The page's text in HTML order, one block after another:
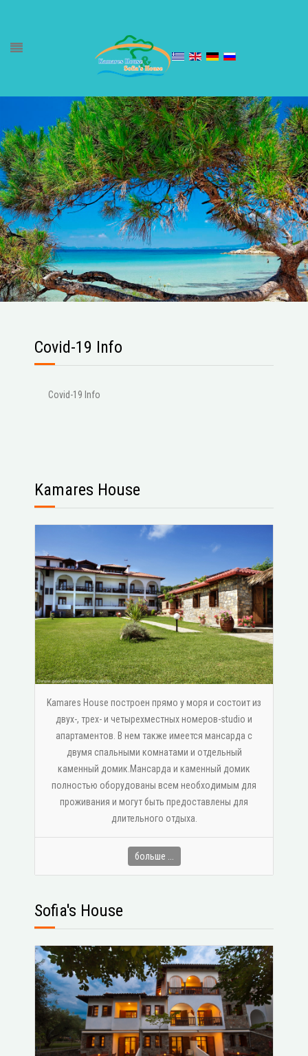
Covid-19 Info
Covid-19 Info
Kamares House
Kamares House построен прямо у моря и состоит из
двух-, трех- и четырехместных номеров-studio и
апартаментов. В нем также имеется мансарда с
двумя спальными комнатами и отдельный
каменный домик.Мансарда и каменный домик
полностью оборудованы всем необходимым для
проживания и могут быть предоставлены для
длительного отдыха.
больше ...
Sofia's House